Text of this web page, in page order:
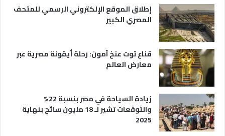
ي
ة
إطلاق الموقع الإلكتروني الرسمي للمتحف
المصري الكبير
قناع توت عنخ آمون: رحلة أيقونة مصرية عبر
معارض العالم
زيادة السياحة في مصر بنسبة 22%
والتوقعات تشير لـ 18 مليون سائح بنهاية
2025